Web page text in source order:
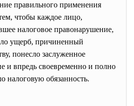
правильного применения
чтобы каждое лицо,
налоговое правонарушение,
ущерб, причиненный
понесло заслуженное
и впредь своевременно и полно
налоговую обязанность.